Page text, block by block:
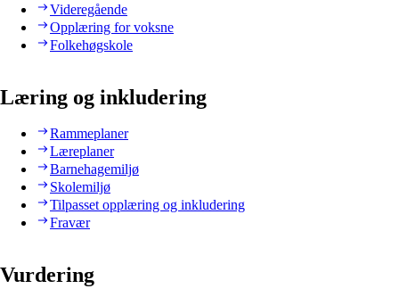
Videregående
Opplæring for voksne
Folkehøgskole
Læring og inkludering
Rammeplaner
Læreplaner
Barnehagemiljø
Skolemiljø
Tilpasset opplæring og inkludering
Fravær
Vurdering